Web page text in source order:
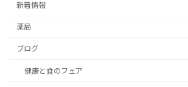
新着情報
薬局
ブログ
健康と食のフェア